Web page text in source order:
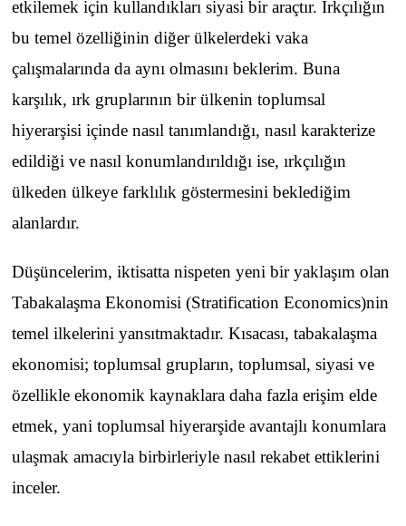
etkilemek için kullandıkları siyasi bir araçtır. Irkçılığın
bu temel özelliğinin diğer ülkelerdeki vaka
çalışmalarında da aynı olmasını beklerim. Buna
karşılık, ırk gruplarının bir ülkenin toplumsal
hiyerarşisi içinde nasıl tanımlandığı, nasıl karakterize
edildiği ve nasıl konumlandırıldığı ise, ırkçılığın
ülkeden ülkeye farklılık göstermesini beklediğim
alanlardır.
Düşüncelerim, iktisatta nispeten yeni bir yaklaşım olan
Tabakalaşma Ekonomisi (Stratification Economics)nin
temel ilkelerini yansıtmaktadır. Kısacası, tabakalaşma
ekonomisi; toplumsal grupların, toplumsal, siyasi ve
özellikle ekonomik kaynaklara daha fazla erişim elde
etmek, yani toplumsal hiyerarşide avantajlı konumlara
ulaşmak amacıyla birbirleriyle nasıl rekabet ettiklerini
inceler.